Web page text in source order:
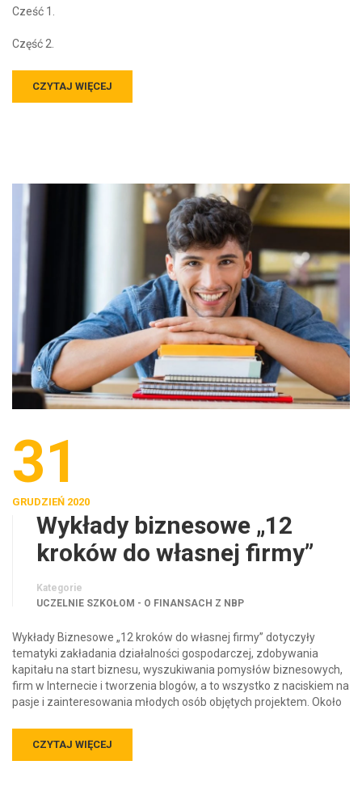
Cześć 1.
Część 2.
CZYTAJ WIĘCEJ
31
GRUDZIEŃ 2020
Wykłady biznesowe „12
kroków do własnej firmy”
Kategorie
UCZELNIE SZKOŁOM - O FINANSACH Z NBP
Wykłady Biznesowe „12 kroków do własnej firmy” dotyczyły
tematyki zakładania działalności gospodarczej, zdobywania
kapitału na start biznesu, wyszukiwania pomysłów biznesowych,
firm w Internecie i tworzenia blogów, a to wszystko z naciskiem na
pasje i zainteresowania młodych osób objętych projektem. Około
CZYTAJ WIĘCEJ